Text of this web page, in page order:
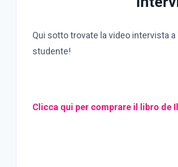
Qui sotto trovate la video intervista
studente!
Clicca qui per comprare il libro de